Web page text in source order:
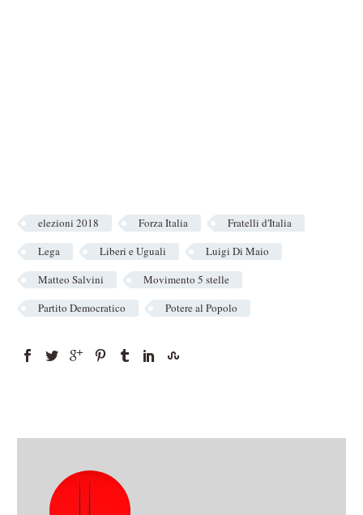
elezioni 2018 Forza Italia
Fratelli d'Italia
Lega
Liberi e Uguali
Luigi Di Maio
Matteo Salvini
Movimento 5 stelle
Partito Democratico
Potere al Popolo